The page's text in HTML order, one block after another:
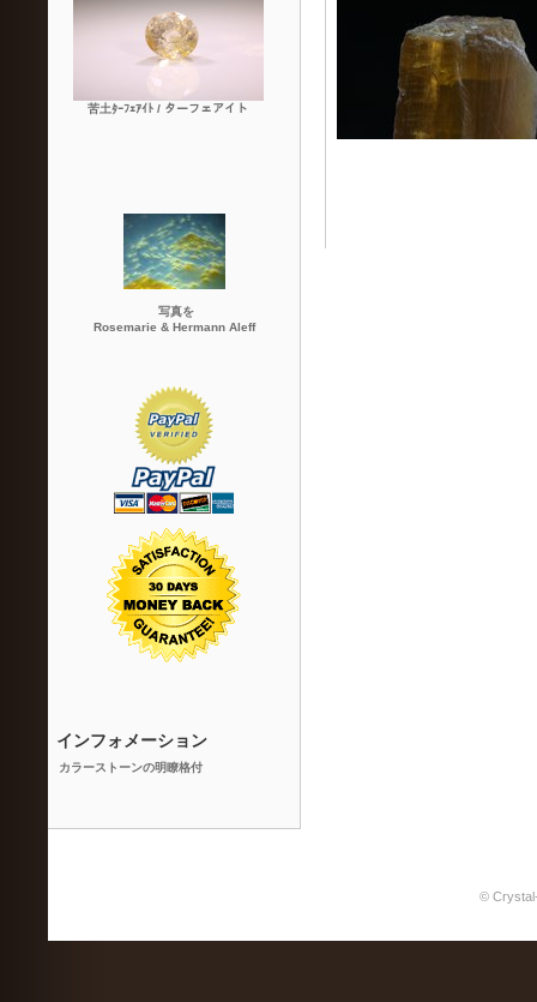
苦土ﾀｰﾌｪｱｲﾄ / ターフェアイト
写真を
Rosemarie & Hermann Aleff
インフォメーション
カラーストーンの明瞭格付
©